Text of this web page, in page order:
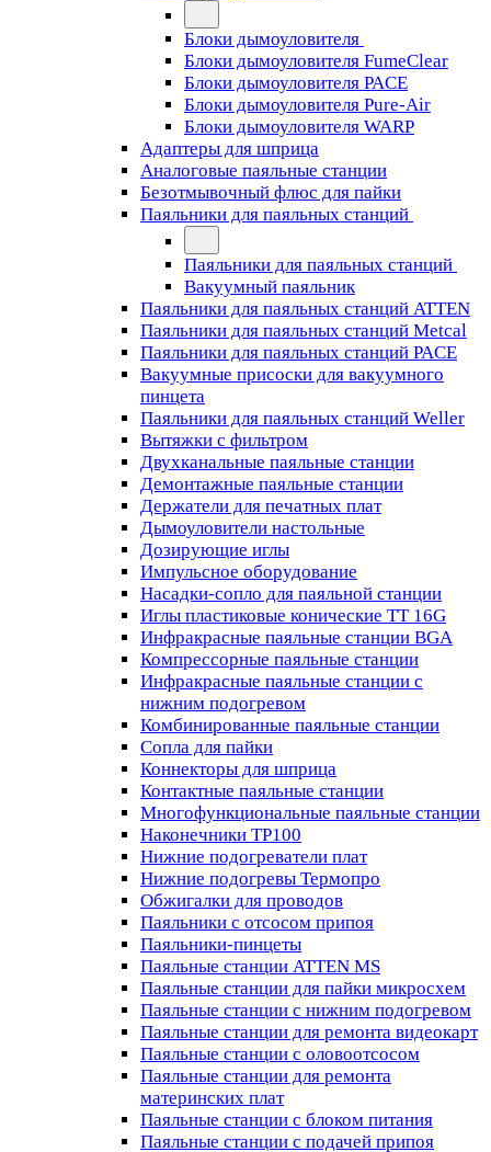
Блоки дымоуловителя
Блоки дымоуловителя FumeClear
Блоки дымоуловителя PACE
Блоки дымоуловителя Pure-Air
Блоки дымоуловителя WARP
Адаптеры для шприца
Аналоговые паяльные станции
Безотмывочный флюс для пайки
Паяльники для паяльных станций
Паяльники для паяльных станций
Вакуумный паяльник
Паяльники для паяльных станций ATTEN
Паяльники для паяльных станций Metcal
Паяльники для паяльных станций PACE
Вакуумные присоски для вакуумного
пинцета
Паяльники для паяльных станций Weller
Вытяжки с фильтром
Двухканальные паяльные станции
Демонтажные паяльные станции
Держатели для печатных плат
Дымоуловители настольные
Дозирующие иглы
Импульсное оборудование
Насадки-сопло для паяльной станции
Иглы пластиковые конические TT 16G
Инфракрасные паяльные станции BGA
Компрессорные паяльные станции
Инфракрасные паяльные станции с
нижним подогревом
Комбинированные паяльные станции
Сопла для пайки
Коннекторы для шприца
Контактные паяльные станции
Многофункциональные паяльные станции
Наконечники TP100
Нижние подогреватели плат
Нижние подогревы Термопро
Обжигалки для проводов
Паяльники с отсосом припоя
Паяльники-пинцеты
Паяльные станции ATTEN MS
Паяльные станции для пайки микросхем
Паяльные станции с нижним подогревом
Паяльные станции для ремонта видеокарт
Паяльные станции с оловоотсосом
Паяльные станции для ремонта
материнских плат
Паяльные станции с блоком питания
Паяльные станции с подачей припоя